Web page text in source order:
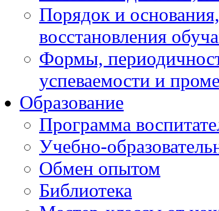
Порядок и
восстановления
Формы,
успеваемости и
Образование
Программа
Учебно-
Обмен опытом
Библиотека